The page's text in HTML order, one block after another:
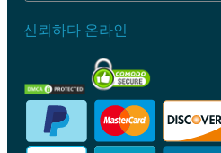
신뢰하다 온라인